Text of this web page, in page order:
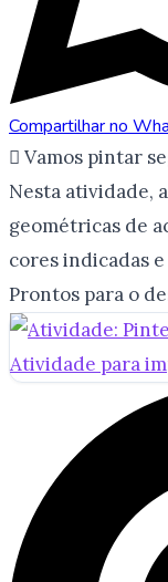
Compartilhar no
 Vamos pintar
Nesta atividade,
geométricas de
cores indicadas
Prontos para o